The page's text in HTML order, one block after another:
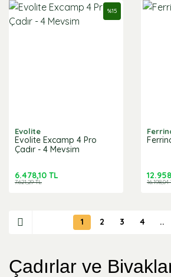
Evolite
Evolite Excamp 4 Pro
Çadır - 4 Mevsim
%15
6.478,10 TL
7.621,29 TL 16.198,04
1 2 3 4 ..
Çadırlar ve